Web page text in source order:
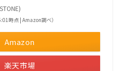
時点 | Amazon調べ）
Amazon
楽天市場